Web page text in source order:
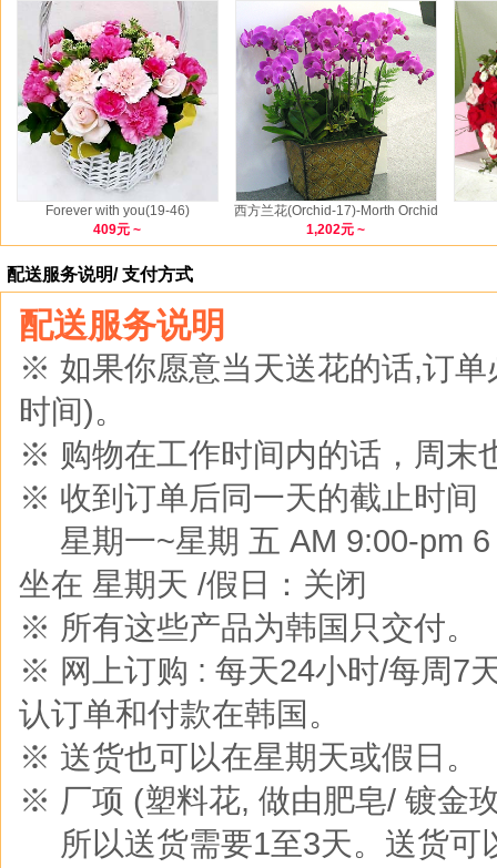
Forever with you(19-46)
409元 ~
西方兰花(Orchid-17)-Morth Orchid
1,202元 ~
配送服务说明/ 支付方式
配送服务说明
※ 如果你愿意当天送花的话,订
时间)。
※ 购物在工作时间内的话，周末
※ 收到订单后同一天的截止时间
※星期一~星期 五 AM 9:00-pm
坐在 星期天 /假日：关闭
※ 所有这些产品为韩国只交付。
※ 网上订购 : 每天24小时/每周7
认订单和付款在韩国。
※ 送货也可以在星期天或假日。
※ 厂项 (塑料花, 做由肥皂/ 镀金
所以送货需要1至3天。送货可